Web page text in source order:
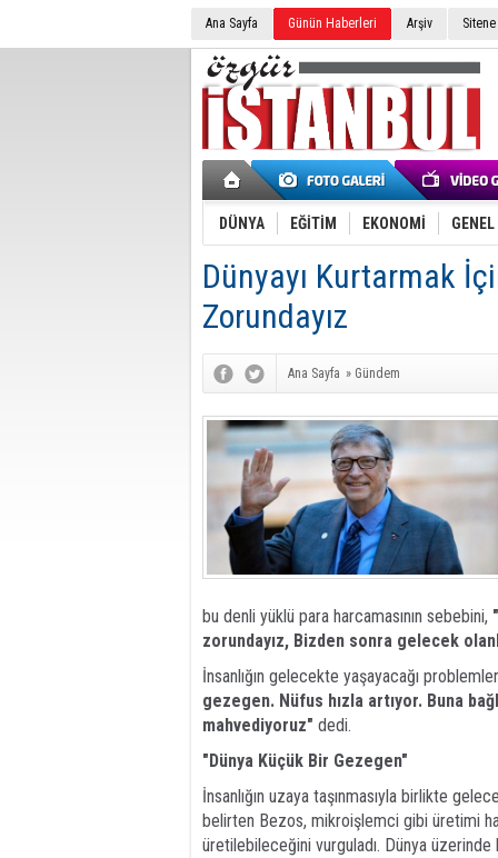
Ana Sayfa Günün Haberleri Arşiv
DÜNYA EĞİTİM EKONOMİ GENEL
Dünyayı Kurtarmak
Zorundayız
Ana Sayfa » Gündem
bu denli yüklü para harcamasının sebebini,
zorundayız, Bizden sonra gelecek
İnsanlığın gelecekte yaşayacağı
gezegen. Nüfus hızla artıyor. Buna
mahvediyoruz" dedi.
"Dünya Küçük Bir Gezegen"
İnsanlığın uzaya taşınmasıyla birlikte
belirten Bezos, mikroişlemci gibi üretimi
üretilebileceğini vurguladı. Dünya